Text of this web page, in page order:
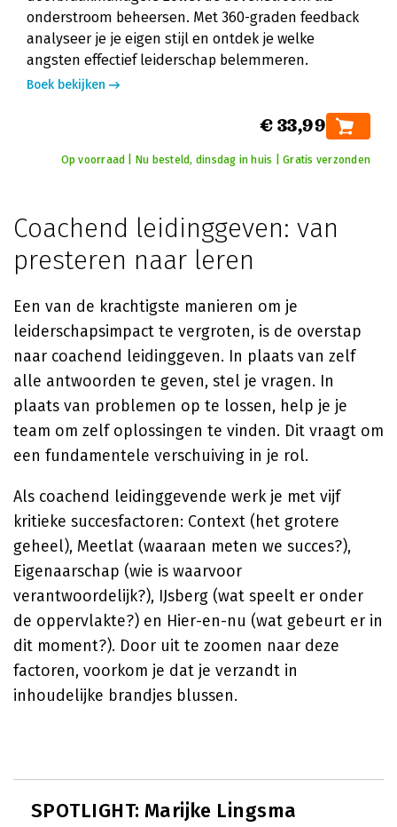
onderstroom beheersen. Met 360-graden feedback
analyseer je je eigen stijl en ontdek je welke
angsten effectief leiderschap belemmeren.
Boek bekijken
€ 33,99
Op voorraad | Nu besteld, dinsdag in huis | Gratis verzonden
Coachend leidinggeven: van
presteren naar leren
Een van de krachtigste manieren om je
leiderschapsimpact te vergroten, is de overstap
naar coachend leidinggeven. In plaats van zelf
alle antwoorden te geven, stel je vragen. In
plaats van problemen op te lossen, help je je
team om zelf oplossingen te vinden. Dit vraagt om
een fundamentele verschuiving in je rol.
Als coachend leidinggevende werk je met vijf
kritieke succesfactoren: Context (het grotere
geheel), Meetlat (waaraan meten we succes?),
Eigenaarschap (wie is waarvoor
verantwoordelijk?), IJsberg (wat speelt er onder
de oppervlakte?) en Hier-en-nu (wat gebeurt er in
dit moment?). Door uit te zoomen naar deze
factoren, voorkom je dat je verzandt in
inhoudelijke brandjes blussen.
SPOTLIGHT: Marijke Lingsma